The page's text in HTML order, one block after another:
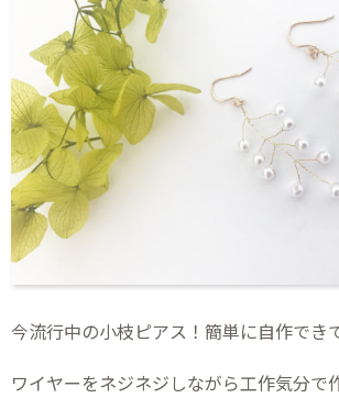
今流行中の小枝ピアス！簡単に自作でき
ワイヤーをネジネジしながら工作気分で